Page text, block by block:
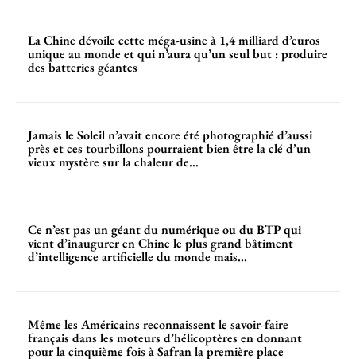
La Chine dévoile cette méga-usine à 1,4 milliard d’euros
unique au monde et qui n’aura qu’un seul but : produire
des batteries géantes
Jamais le Soleil n’avait encore été photographié d’aussi
près et ces tourbillons pourraient bien être la clé d’un
vieux mystère sur la chaleur de...
Ce n’est pas un géant du numérique ou du BTP qui
vient d’inaugurer en Chine le plus grand bâtiment
d’intelligence artificielle du monde mais...
Même les Américains reconnaissent le savoir-faire
français dans les moteurs d’hélicoptères en donnant
pour la cinquième fois à Safran la première place